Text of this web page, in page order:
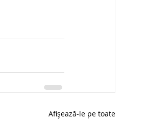
Afișează-le pe toate